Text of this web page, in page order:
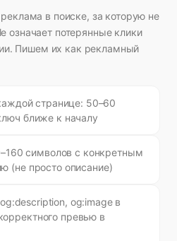
в поиске, за которую не
означает потерянные клики
Пишем их как рекламный
странице: 50–60
ближе к началу
символов с конкретным
(не просто описание)
og:image в
превью в